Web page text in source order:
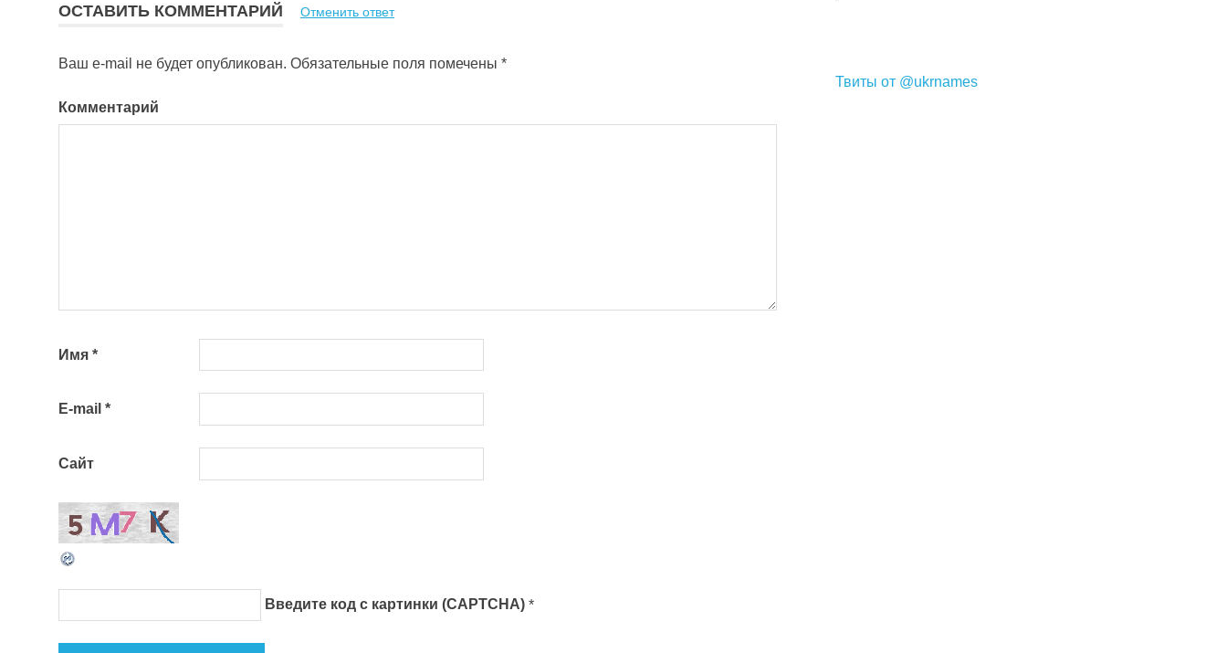
записям
ОСТАВИТЬ КОММЕНТАРИЙ Отменить ответ
Ваш e-mail не будет опубликован. Обязательные поля помечены *
Комментарий
Имя *
E-mail *
Сайт
Введите код с картинки (CAPTCHA) *
Твиты от @ukrnames